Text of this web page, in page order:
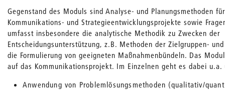
Gegenstand des Moduls sind Analyse- und Planungsmethoden
Kommunikations- und Strategieentwicklungsprojekte sowie
umfasst insbesondere die analytische Methodik zu Zwecken der
Entscheidungsunterstützung, z.B. Methoden der Zielgruppen-
die Formulierung von geeigneten Maßnahmenbündeln. Das
auf das Kommunikationsprojekt. Im Einzelnen geht es dabei
Anwendung von Problemlösungsmethoden (qualitativ/